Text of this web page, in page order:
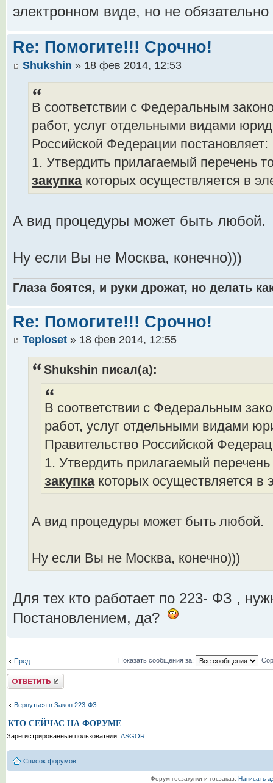
электронном виде, но не
Re: Помогите!!! Срочно!
Shukshin » 18 фев 2014, 12:53
В соответствии с Федеральным
работ, услуг отдельными видами
Российской Федерации постановляет:
1. Утвердить прилагаемый перечень
закупкакоторых осуществляется в
А вид процедуры может быть любой.
Ну если Вы не Москва, конечно)))
Глаза боятся, и руки дрожат, но делать
Re: Помогите!!! Срочно!
Teploset » 18 фев 2014, 12:55
Shukshin писал(а):
В соответствии с Федеральным
работ, услуг отдельными видами
Правительство Российской
1. Утвердить прилагаемый перечень
закупкакоторых осуществляется в
А вид процедуры может быть любой.
Ну если Вы не Москва, конечно)))
Для тех кто работает по 223- ФЗ ,
Постановлением, да?
Пред. Показать сообщения за:
Комментировать
Вернуться в Закон 223-ФЗ
КТО СЕЙЧАС НА ФОРУМЕ
Зарегистрированные пользователи: ASGOR
Список форумов
Форум госзакупки и госзаказ.Написать